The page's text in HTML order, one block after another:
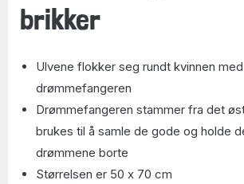
brikker
Ulvene flokker seg rundt kvinnen med
drømmefangeren
Drømmefangeren stammer fra det
brukes til å samle de gode og holde
drømmene borte
Størrelsen er 50 x 70 cm